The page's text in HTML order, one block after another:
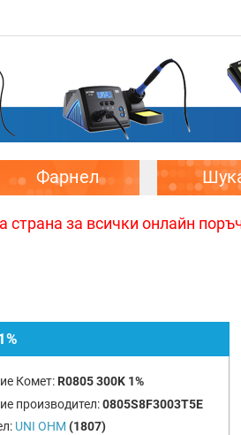
Фарнел
страна за всички онлайн
Комет: R0805 300K 1%
производител:0805S8F3003T5E
UNI OHM (1807)